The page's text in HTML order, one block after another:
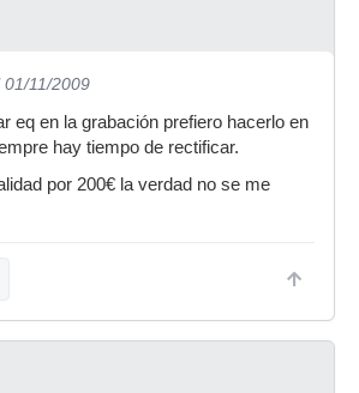
01/11/2009
eq en la grabación prefiero hacerlo en
hay tiempo de rectificar.
por 200€ la verdad no se me